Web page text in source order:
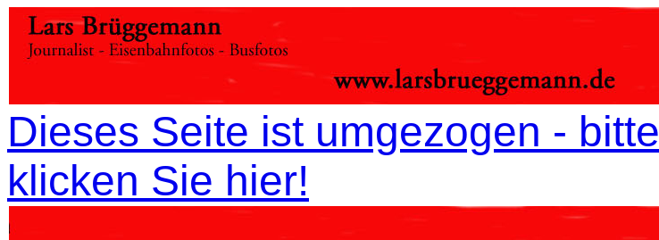
Dieses Seite ist umgezogen - bitte
klicken Sie hier!